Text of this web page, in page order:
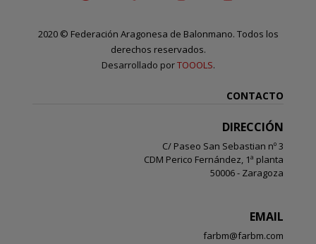
2020 © Federación Aragonesa de Balonmano. Todos los
derechos reservados.
Desarrollado porTOOOLS.
CONTACTO
DIRECCIÓN
C/ Paseo San Sebastian nº 3
CDM Perico Fernández, 1ª planta
50006 - Zaragoza
EMAIL
farbm@farbm.com